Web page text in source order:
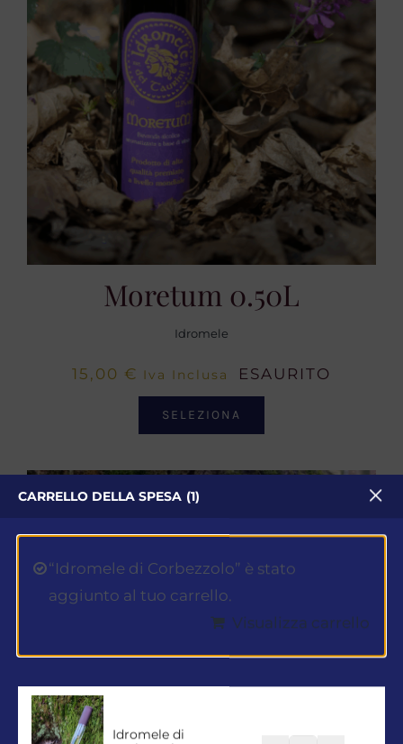
Moretum 0.50L
Idromele
15,00 € Iva Inclusa ESAURITO
SELEZIONA
CARRELLO DELLA SPESA 1
“Idromele di Corbezzolo” è stato
aggiunto al tuo carrello.
Visualizza carrello
Idromele di